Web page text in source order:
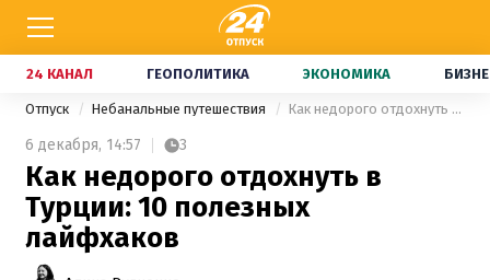
24 КАНАЛ ГЕОПОЛИТИКА ЭКОНОМИКА
Отпуск Небанальные путешествия Как недорого отдохнуть в Турции: 10 полезных лайфхаков
6 декабря, 14:57 3
Как недорого отдохнуть в
Турции: 10 полезных
лайфхаков